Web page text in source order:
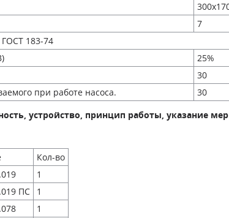
7
183-74
25%
30
при работе насоса.
30
устройство, принцип работы, указание мер
Кол-во
1
ПС
1
1